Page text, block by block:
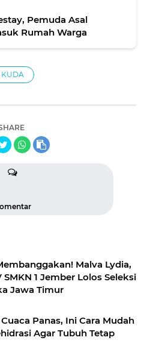
Pemuda Asal
Rumah Warga
KUDA
Malva Lydia,
SMKN 1 Jember Lolos Seleksi
Jawa Timur
Panas, Ini Cara Mudah
Agar Tubuh Tetap